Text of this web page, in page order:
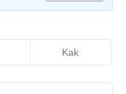
Kak